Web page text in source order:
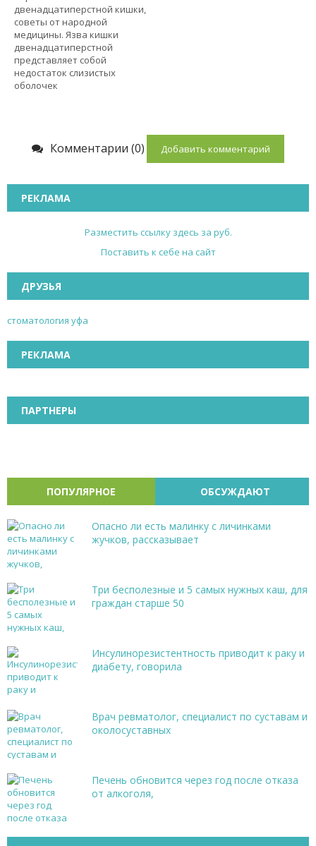
двенадцатиперстной кишки,
советы от народной
медицины. Язва кишки
двенадцатиперстной
представляет собой
недостаток слизистых
оболочек
Комментарии (0) Добавить комментарий
РЕКЛАМА
Разместить ссылку здесь за руб.
Поставить к себе на сайт
ДРУЗЬЯ
стоматология уфа
РЕКЛАМА
ПАРТНЕРЫ
ПОПУЛЯРНОЕ ОБСУЖДАЮТ
Опасно ли есть малинку с личинками
жучков, рассказывает
Три бесполезные и 5 самых нужных каш, для
граждан старше 50
Инсулинорезистентность приводит к раку и
диабету, говорила
Врач ревматолог, специалист по суставам и
околосуставных
Печень обновится через год после отказа
от алкоголя,